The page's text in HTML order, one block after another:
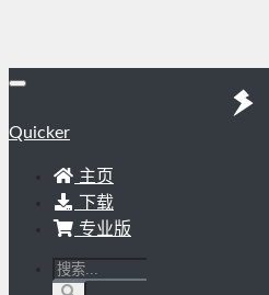
Quicker
主页
下载
专业版